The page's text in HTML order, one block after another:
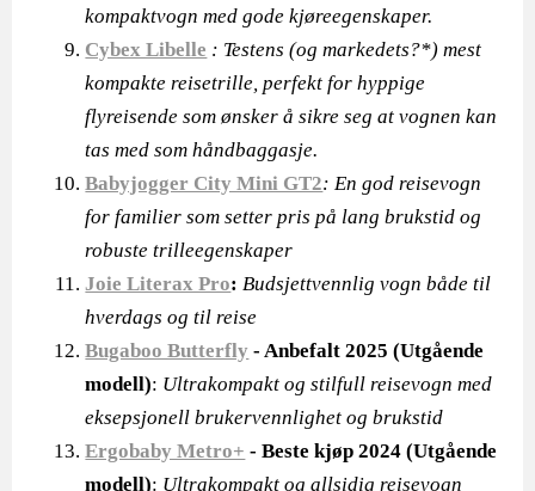
kompaktvogn med gode kjøreegenskaper.
Cybex Libelle : Testens (og markedets?*) mest
kompakte reisetrille, perfekt for hyppige
flyreisende som ønsker å sikre seg at vognen kan
tas med som håndbaggasje.
Babyjogger City Mini GT2: En god reisevogn
for familier som setter pris på lang brukstid og
robuste trilleegenskaper
Joie Literax Pro:Budsjettvennlig vogn både til
hverdags og til reise
Bugaboo Butterfly - Anbefalt 2025 (Utgående
modell): Ultrakompakt og stilfull reisevogn med
eksepsjonell brukervennlighet og brukstid
Ergobaby Metro+ - Beste kjøp 2024 (Utgående
modell): Ultrakompakt og allsidig reisevogn